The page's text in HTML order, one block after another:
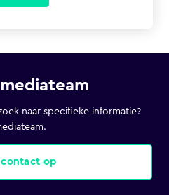
naar specifieke informatie?
contact op